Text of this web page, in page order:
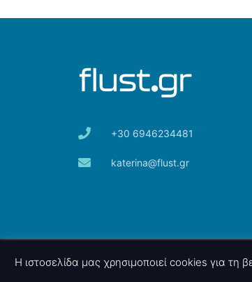
+30 6946234481
katerina@flust.gr
© 2026 nettings, ltd. All rights
Η ιστοσελίδα μας χρησιμοποιεί cookies για τη